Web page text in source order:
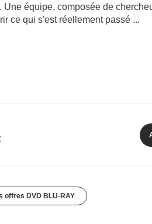
équipe, composée de
ce qui s'est réellement passé ...
offres DVD BLU-RAY